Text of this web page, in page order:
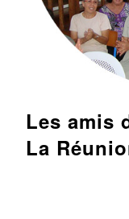
Les amis
La